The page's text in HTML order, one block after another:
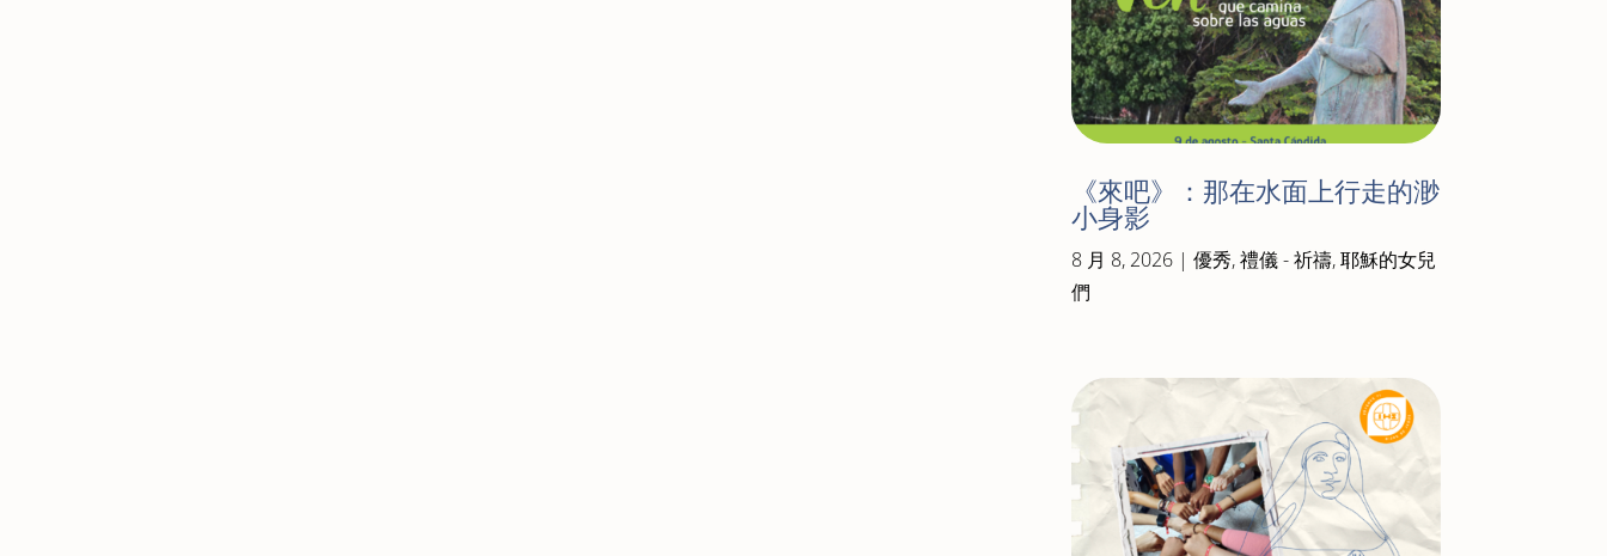
《來吧》：那在水面上行走的渺
小身影
8 月 8, 2026| 優秀,禮儀 - 祈禱,耶穌的女兒
們